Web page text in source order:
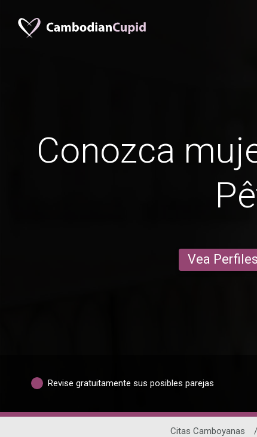
Conozca
Vea
Revise gratuitamente sus posibles parejas
Citas Camboyanas /